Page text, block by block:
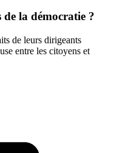
de la démocratie ?
de leurs dirigeants
entre les citoyens et